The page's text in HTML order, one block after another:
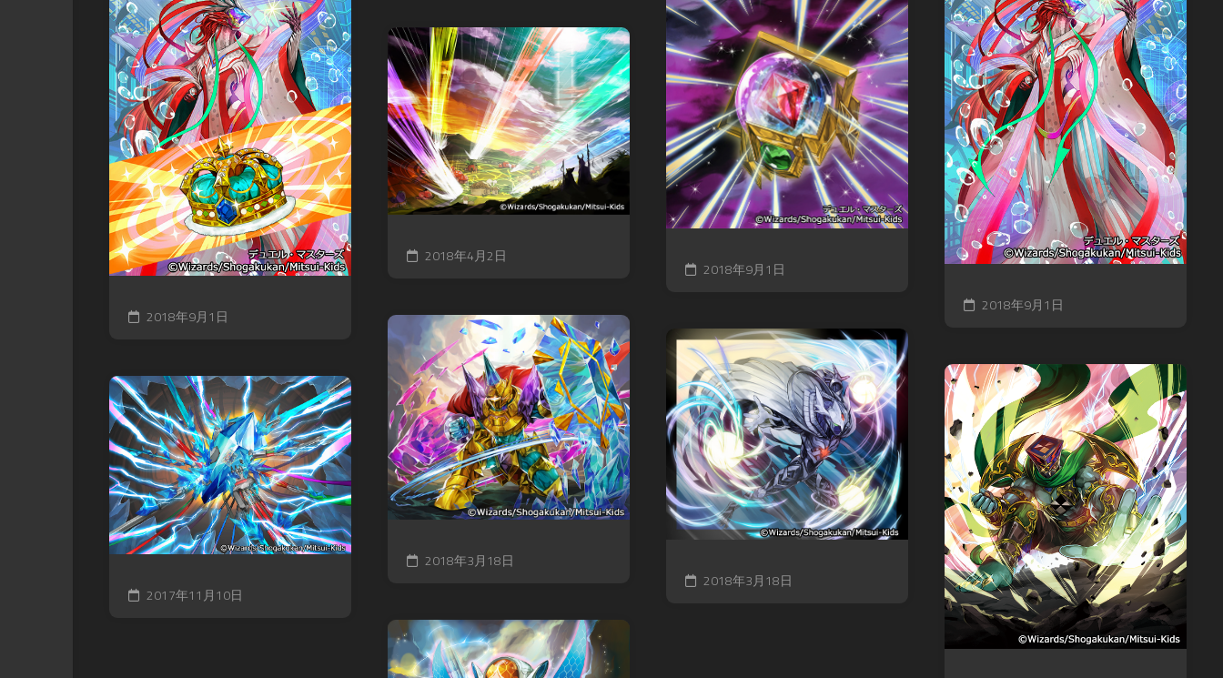
2018年9月1日
2018年9月1日
2018年9月1日
2018年4月2日
2018年3月18日
2018年3月18日
2017年11月10日